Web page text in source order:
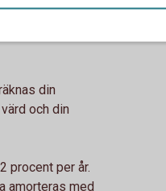
och amorteringar
av lån.
din
och din
procent per år.
amorteras med